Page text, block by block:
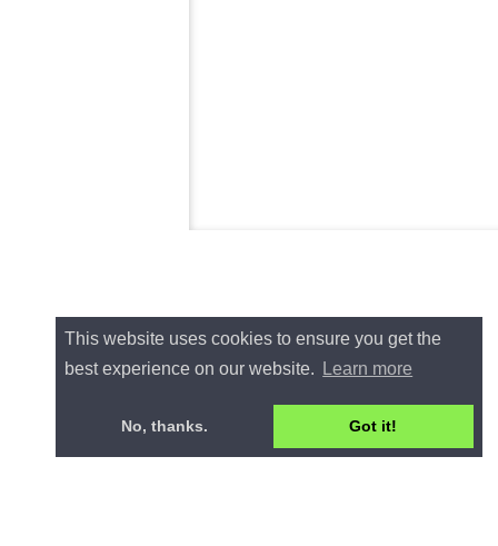
This website uses cookies to ensure you get the
best experience on our website.
Learn more
No, thanks. Got it!